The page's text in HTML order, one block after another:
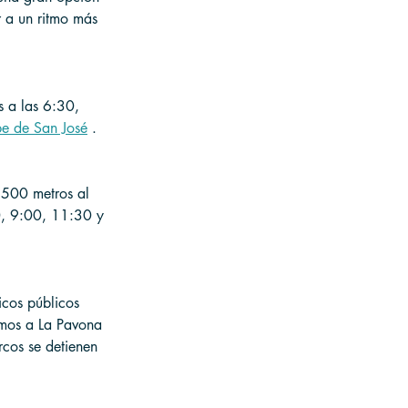
un ritmo más
a las 6:30,
de San José .
metros al
9:00, 11:30 y
públicos
a La Pavona
se detienen